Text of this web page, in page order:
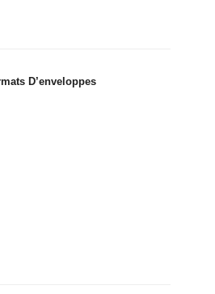
D’enveloppes